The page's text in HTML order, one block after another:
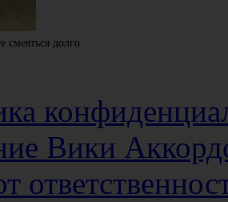
смеяться долго
Вики